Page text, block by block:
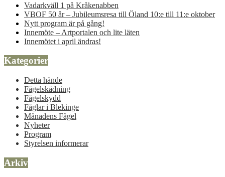
Vadarkväll 1 på Kråkenabben
VBOF 50 år – Jubileumsresa till Öland 10:e till 11:e oktober
Nytt program är på gång!
Innemöte – Artportalen och lite läten
Innemötet i april ändras!
Kategorier
Detta hände
Fågelskådning
Fågelskydd
Fåglar i Blekinge
Månadens Fågel
Nyheter
Program
Styrelsen informerar
Arkiv